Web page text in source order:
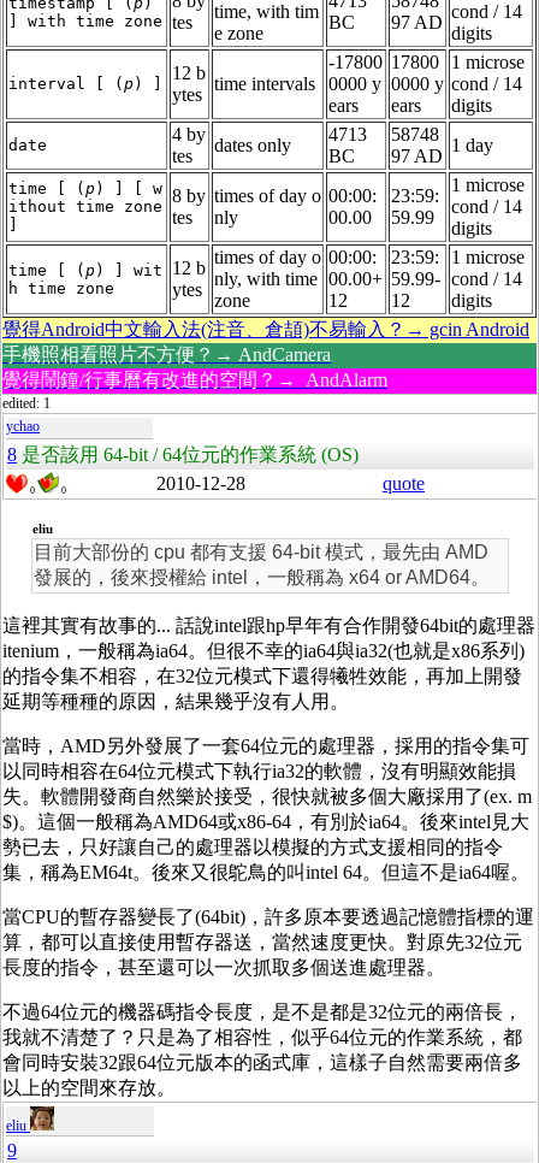
] with time zone tes
time, with tim
e zone
BC
97 AD
cond / 14
digits
interval [ ( p) ]
12 b
ytes
time intervals
-17800
0000 y
ears
17800
0000 y
ears
1 microse
cond / 14
digits
date
4 by
tes
dates only
4713
BC
58748
97 AD
1 day
time [ ( p) ] [ w
ithout time zone
8 by
tes
times of day o
nly
00:00:
00.00
23:59:
59.99
1 microse
cond / 14
digits
time [ ( p) ] wit
h time zone
12 b
ytes
times of day o
nly, with time
zone
00:00:
00.00+
12
23:59:
59.99-
12
1 microse
cond / 14
digits
覺得Android中文輸入法(注音、倉頡)不易輸入？→ gcin Android
手機照相看照片不方便？→ AndCamera
覺得鬧鐘/行事曆有改進的空間？→ AndAlarm
edited: 1
ychao
8 是否該用 64-bit / 64位元的作業系統 (OS)
0 0 2010-12-28 quote
eliu
目前大部份的 cpu 都有支援 64-bit 模式，最先由 AMD
發展的，後來授權給 intel，一般稱為 x64 or AMD64。
這裡其實有故事的... 話說intel跟hp早年有合作開發64bit的處理器
itenium，一般稱為ia64。但很不幸的ia64與ia32(也就是x86系列)
的指令集不相容，在32位元模式下還得犧牲效能，再加上開發
延期等種種的原因，結果幾乎沒有人用。
當時，AMD另外發展了一套64位元的處理器，採用的指令集可
以同時相容在64位元模式下執行ia32的軟體，沒有明顯效能損
失。軟體開發商自然樂於接受，很快就被多個大廠採用了(ex. m
$)。這個一般稱為AMD64或x86-64，有別於ia64。後來intel見大
勢已去，只好讓自己的處理器以模擬的方式支援相同的指令
集，稱為EM64t。後來又很鴕鳥的叫intel 64。但這不是ia64喔。
當CPU的暫存器變長了(64bit)，許多原本要透過記憶體指標的運
算，都可以直接使用暫存器送，當然速度更快。對原先32位元
長度的指令，甚至還可以一次抓取多個送進處理器。
不過64位元的機器碼指令長度，是不是都是32位元的兩倍長，
我就不清楚了？只是為了相容性，似乎64位元的作業系統，都
會同時安裝32跟64位元版本的函式庫，這樣子自然需要兩倍多
以上的空間來存放。
eliu
9